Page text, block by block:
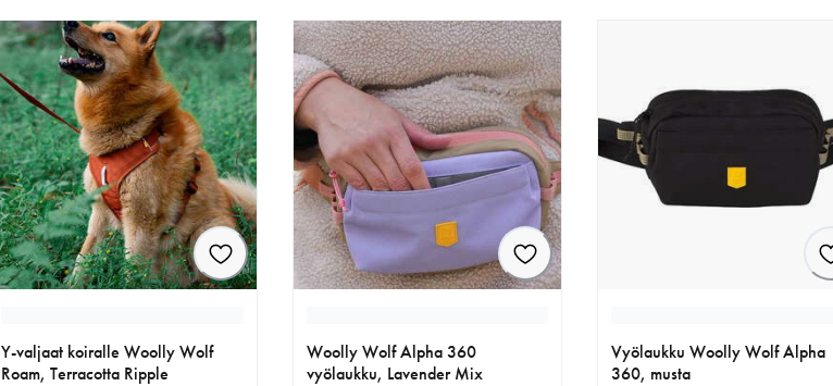
Y-valjaat koiralle Woolly Wolf
Roam, Terracotta Ripple
Woolly Wolf Alpha 360
vyölaukku, Lavender Mix
Vyölaukku Woolly Wolf Alpha
360, musta